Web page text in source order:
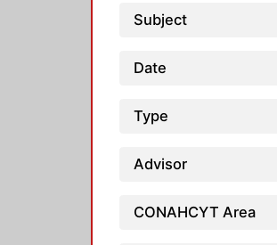
Subject
Date
Type
Advisor
CONAHCYT Area